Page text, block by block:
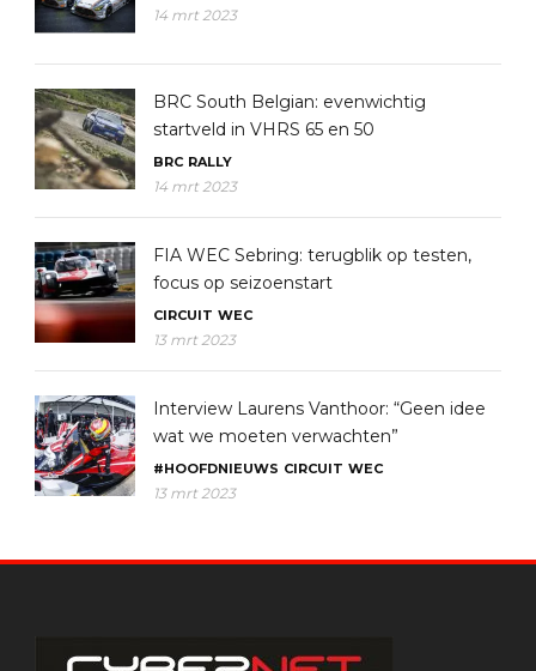
14 mrt 2023
BRC South Belgian: evenwichtig
startveld in VHRS 65 en 50
BRC RALLY
14 mrt 2023
FIA WEC Sebring: terugblik op testen,
focus op seizoenstart
CIRCUIT WEC
13 mrt 2023
Interview Laurens Vanthoor: “Geen idee
wat we moeten verwachten”
#HOOFDNIEUWS CIRCUIT WEC
13 mrt 2023